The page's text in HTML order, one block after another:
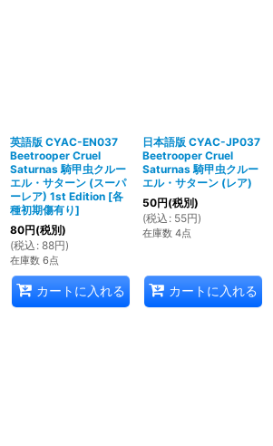
絞り込む
英語版 CYAC-EN037
Beetrooper Cruel
Saturnas 騎甲虫クルー
エル・サターン (スーパ
ーレア) 1st Edition [各
種初期傷有り]
80円(税別)
(税込 : 88円)
在庫数 6点
カートに入れる
日本語版 CYAC-JP037
Beetrooper Cruel
Saturnas 騎甲虫クルー
エル・サターン (レア)
50円(税別)
(税込 : 55円)
在庫数 4点
カートに入れる